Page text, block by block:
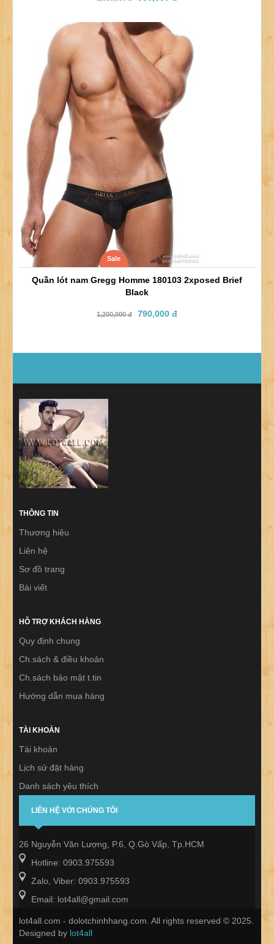
Sale
Quần lót nam Gregg Homme 180103 2xposed Brief
Black
1,200,000 đ 790,000 đ
THÔNG TIN
Thương hiệu
Liên hệ
Sơ đồ trang
Bài viết
HỖ TRỢ KHÁCH HÀNG
Quy định chung
Ch.sách & điều khoản
Ch.sách bảo mật t.tin
Hướng dẫn mua hàng
TÀI KHOẢN
Tài khoản
Lịch sử đặt hàng
Danh sách yêu thích
Thư báo
LIÊN HỆ VỚI CHÚNG TÔI
26 Nguyễn Văn Lượng, P.6, Q.Gò Vấp, Tp.HCM
Hotline: 0903.975593
Zalo, Viber: 0903.975593
Email: lot4all@gmail.com
lot4all.com - dolotchinhhang.com. All rights reserved © 2025.
Designed by lot4all